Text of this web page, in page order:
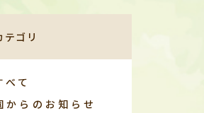
テゴリ
べて
からのお知らせ